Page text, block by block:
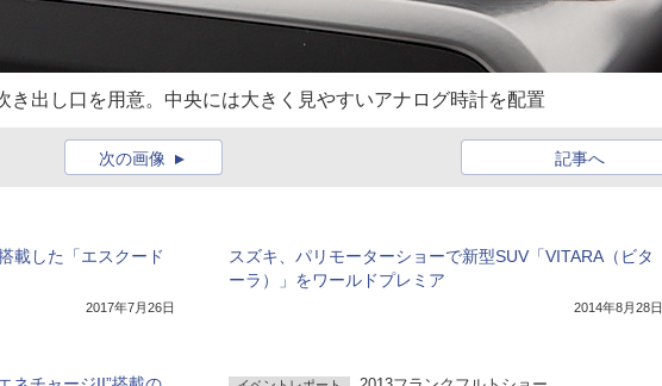
き出し口を用意。中央には大きく見やすいアナログ時計を配置
記事へ
次の画像
載した「エスクード
2017年7月26日
スズキ、パリモーターショーで新型SUV「VITARA（ビタ
ーラ）」をワールドプレミア
2014年8月28日